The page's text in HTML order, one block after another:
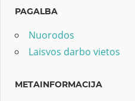
PAGALBA
Nuorodos
Laisvos darbo vietos
METAINFORMACIJA